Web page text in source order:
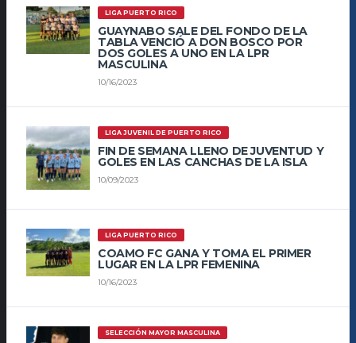
LIGA PUERTO RICO
GUAYNABO SALE DEL FONDO DE LA
TABLA VENCIÓ A DON BOSCO POR
DOS GOLES A UNO EN LA LPR
MASCULINA
10/16/2023
LIGA JUVENIL DE PUERTO RICO
FIN DE SEMANA LLENO DE JUVENTUD Y
GOLES EN LAS CANCHAS DE LA ISLA
10/09/2023
LIGA PUERTO RICO
COAMO FC GANA Y TOMA EL PRIMER
LUGAR EN LA LPR FEMENINA
10/16/2023
SELECCIÓN MAYOR MASCULINA